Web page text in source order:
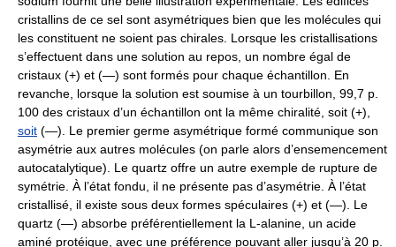
cristallins de ce sel sont asymétriques bien que les molécules qui
les constituent ne soient pas chirales. Lorsque les cristallisations
s’effectuent dans une solution au repos, un nombre égal de
cristaux (+) et (—) sont formés pour chaque échantillon. En
revanche, lorsque la solution est soumise à un tourbillon, 99,7 p.
100 des cristaux d’un échantillon ont la même chiralité, soit (+),
soit (—). Le premier germe asymétrique formé communique son
asymétrie aux autres molécules (on parle alors d’ensemencement
autocatalytique). Le quartz offre un autre exemple de rupture de
symétrie. À l’état fondu, il ne présente pas d’asymétrie. À l’état
cristallisé, il existe sous deux formes spéculaires (+) et (—). Le
quartz (—) absorbe préférentiellement la L-alanine, un acide
aminé protéique, avec une préférence pouvant aller jusqu’à 20 p.